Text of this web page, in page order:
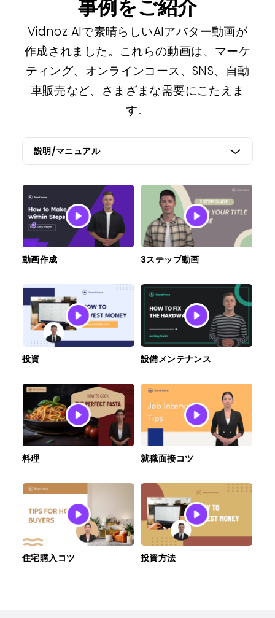
事例をご紹介
Vidnoz AIで素晴らしいAIアバター動画が
作成されました。これらの動画は、マーケ
ティング、オンラインコース、SNS、自動
車販売など、さまざまな需要にこたえま
す。
動画作成 3ステップ動画
投資 設備メンテナンス
料理 就職面接コツ
住宅購入コツ 投資方法